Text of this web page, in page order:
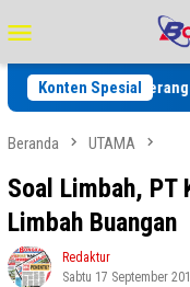
ke
kontenMobile
Konten Spesial
Perang Melawan
Beranda UTAMA
Soal Limbah, PT
Limbah Buangan
Redaktur
Sabtu 17 September